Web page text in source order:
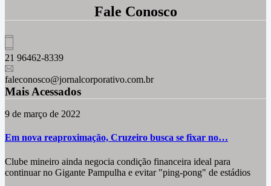
Fale Conosco
21 96462-8339
faleconosco@jornalcorporativo.com.br
Mais Acessados
9 de março de 2022
Em nova reaproximação, Cruzeiro busca se fixar no…
Clube mineiro ainda negocia condição financeira ideal para
continuar no Gigante Pampulha e evitar "ping-pong" de estádios